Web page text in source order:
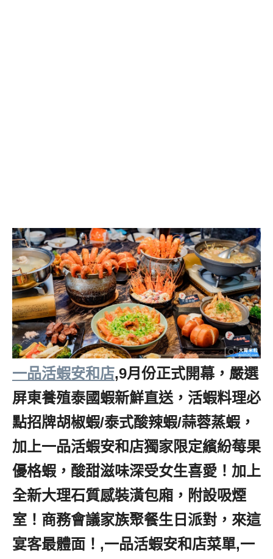
一品活蝦安和店,9月份正式開幕，嚴選
屏東養殖泰國蝦新鮮直送，活蝦料理必
點招牌胡椒蝦/泰式酸辣蝦/蒜蓉蒸蝦，
加上一品活蝦安和店獨家限定繽紛莓果
優格蝦，酸甜滋味深受女生喜愛！加上
全新大理石質感裝潢包廂，附設吸煙
室！商務會議家族聚餐生日派對，來這
宴客最體面！,一品活蝦安和店菜單,一